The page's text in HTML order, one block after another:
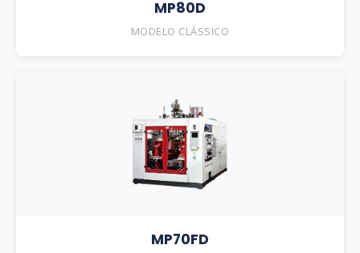
MP80D
MODELO CLÁSSICO
MP70FD